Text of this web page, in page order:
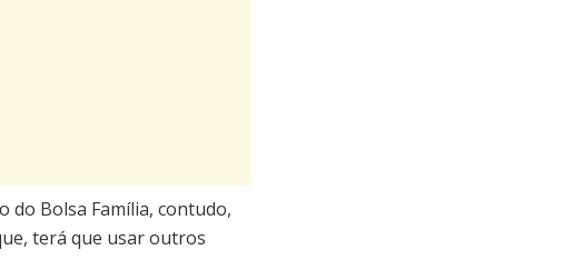
do Bolsa Família, contudo,
terá que usar outros